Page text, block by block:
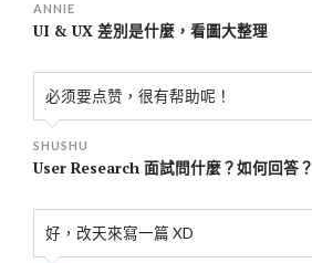
ANNIE
UI & UX 差別是什麼，看圖大整理
必须要点赞，很有帮助呢！
SHUSHU
User Research 面試問什麼？如何回答？
好，改天來寫一篇 XD